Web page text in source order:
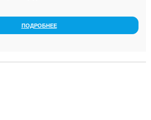
ПОДРОБНЕЕ